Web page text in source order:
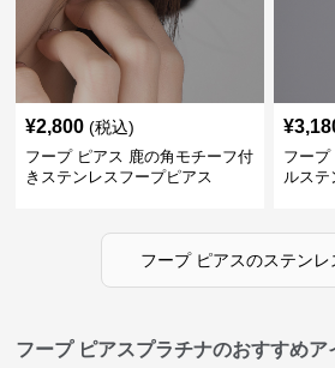
¥2,800 (税込)
フープ ピアス 鹿の角モチーフ付
きステンレスフープピアス
¥
フープ
ルステ
フープ ピアスのステンレ
フープ ピアスプラチナのおすすめア